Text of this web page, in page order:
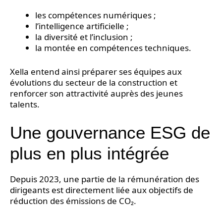
les compétences numériques ;
l’intelligence artificielle ;
la diversité et l’inclusion ;
la montée en compétences techniques.
Xella entend ainsi préparer ses équipes aux
évolutions du secteur de la construction et
renforcer son attractivité auprès des jeunes
talents.
Une gouvernance ESG de
plus en plus intégrée
Depuis 2023, une partie de la rémunération des
dirigeants est directement liée aux objectifs de
réduction des émissions de CO₂.